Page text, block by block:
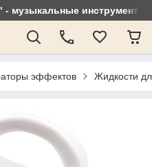
музыкальные
эффектов Жидкости